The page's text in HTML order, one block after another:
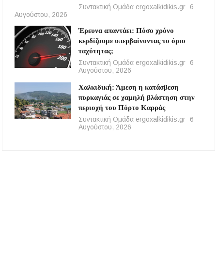
Συντακτική Ομάδα ergoxalkidikis.gr
6
Αυγούστου, 2026
Έρευνα απαντάει: Πόσο χρόνο
κερδίζουμε υπερβαίνοντας το όριο
ταχύτητας;
Συντακτική Ομάδα ergoxalkidikis.gr
6
Αυγούστου, 2026
Χαλκιδική: Άμεση η κατάσβεση
πυρκαγιάς σε χαμηλή βλάστηση στην
περιοχή του Πόρτο Καρράς
Συντακτική Ομάδα ergoxalkidikis.gr
6
Αυγούστου, 2026